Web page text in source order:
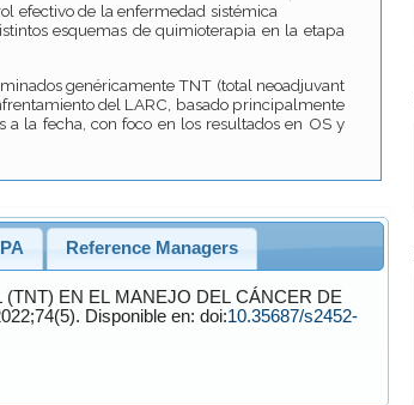
efectivo de la enfermedad sistémica
esquemas de quimioterapia en la etapa
genéricamente TNT (total neoadjuvant
del LARC, basado principalmente
la fecha, con foco en los resultados en OS y
Reference Managers
. 2022;74(5). Disponible en: doi:10.35687/s2452-